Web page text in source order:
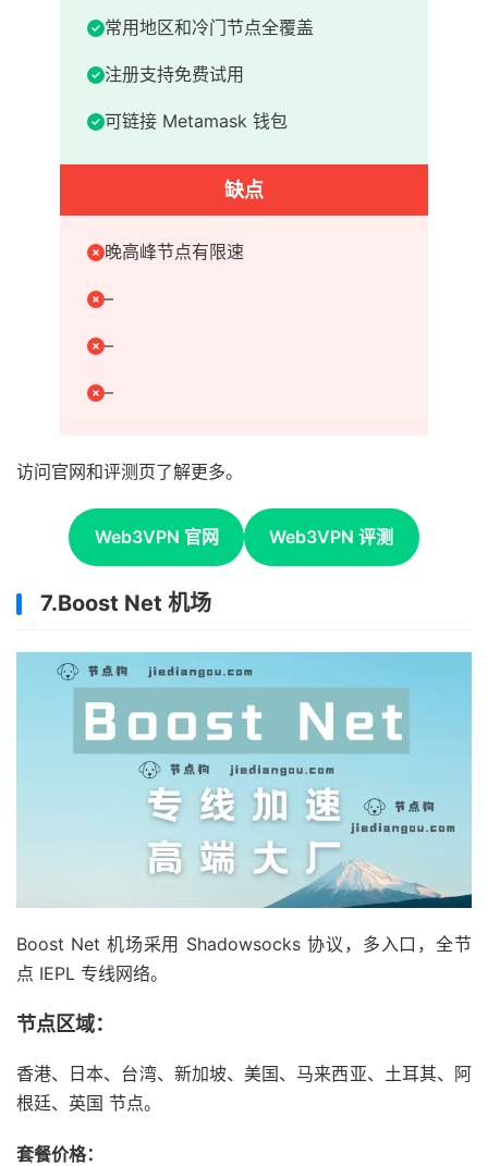
常用地区和冷门节点全覆盖
注册支持免费试用
可链接 Metamask 钱包
缺点
晚高峰节点有限速
–
–
–
访问官网和评测页了解更多。
Web3VPN 官网 Web3VPN 评测
7.Boost Net 机场
Boost Net 机场采用 Shadowsocks 协议，多入口，全节
点 IEPL 专线网络。
节点区域：
香港、日本、台湾、新加坡、美国、马来西亚、土耳其、阿
根廷、英国 节点。
套餐价格：